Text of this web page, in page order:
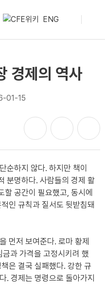
ENG
경제의 역사
01-15
순하지 않다. 하지만 책이
분명하다. 사람들의 경제 활
공간이 필요했고, 동시에
인 규칙과 질서도 뒷받침돼
먼저 보여준다. 로마 황제
과 가격을 고정시키려 했
은 결국 실패했다. 강한 규
. 경제는 명령으로 돌아가지